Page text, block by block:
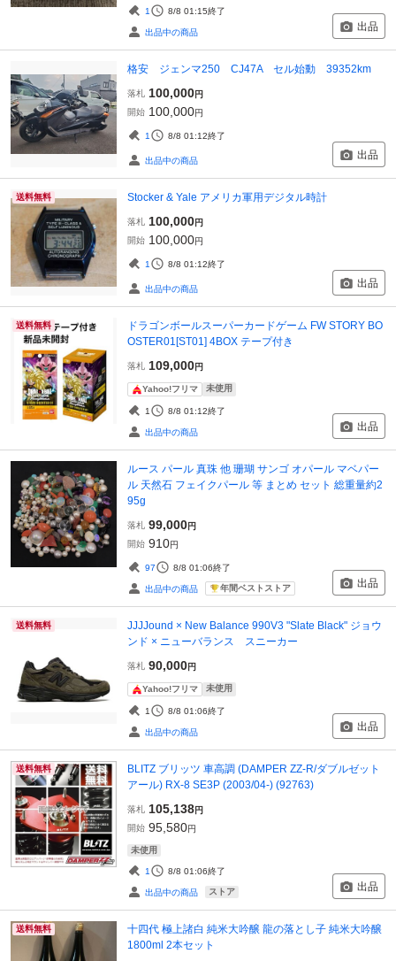
1 8/8 01:15終了
出品中の商品 出品
格安 ジェンマ250 CJ47A セル始動 39352km
落札 100,000円
開始 100,000円
1 8/8 01:12終了
出品中の商品 出品
送料無料 Stocker & Yale アメリカ軍用デジタル時計
落札 100,000円
開始 100,000円
1 8/8 01:12終了
出品中の商品 出品
送料無料
ドラゴンボールスーパーカードゲーム FW STORY BO
OSTER01[ST01] 4BOX テープ付き
落札 109,000円
Yahoo!フリマ 未使用
1 8/8 01:12終了
出品中の商品 出品
ルース パール 真珠 他 珊瑚 サンゴ オパール マベパー
ル 天然石 フェイクパール 等 まとめ セット 総重量約2
95g
落札 99,000円
開始 910円
97 8/8 01:06終了
出品中の商品 年間ベストストア 出品
送料無料
JJJJound × New Balance 990V3 "Slate Black" ジョウ
ンド × ニューバランス スニーカー
落札 90,000円
Yahoo!フリマ 未使用
1 8/8 01:06終了
出品中の商品 出品
送料無料
BLITZ ブリッツ 車高調 (DAMPER ZZ-R/ダブルゼット
アール) RX-8 SE3P (2003/04-) (92763)
落札 105,138円
開始 95,580円
未使用
1 8/8 01:06終了
出品中の商品 ストア 出品
送料無料
十四代 極上諸白 純米大吟醸 龍の落とし子 純米大吟醸
1800ml 2本セット